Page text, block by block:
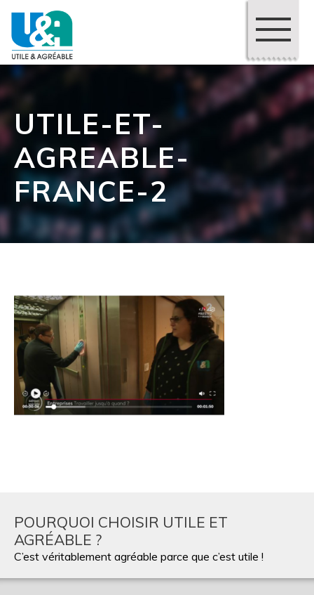
UTILE-ET-
AGREABLE-
FRANCE-2
POURQUOI CHOISIR UTILE ET
AGRÉABLE ?
C’est véritablement agréable parce que c’est utile !